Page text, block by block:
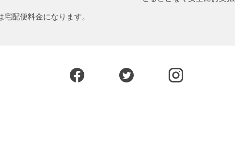
配便料金になります。